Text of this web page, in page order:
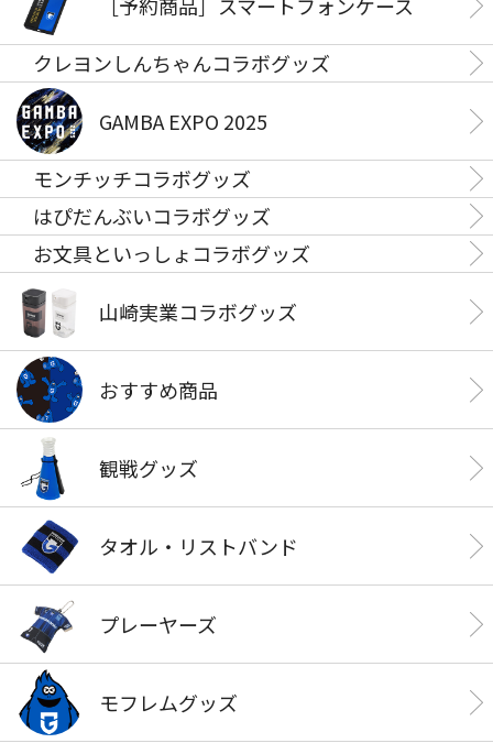
クレヨンしんちゃんコラボグッズ
GAMBA EXPO 2025
モンチッチコラボグッズ
はぴだんぶいコラボグッズ
お文具といっしょコラボグッズ
山崎実業コラボグッズ
おすすめ商品
観戦グッズ
タオル・リストバンド
プレーヤーズ
モフレムグッズ